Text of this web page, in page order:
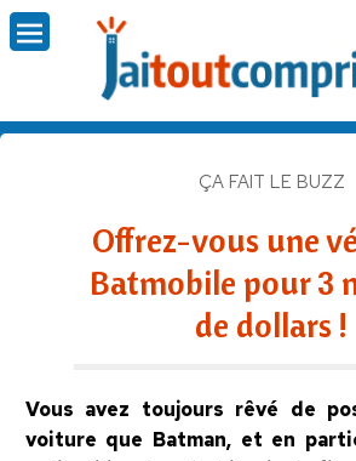
ÇA FAIT LE BUZZ
Offrez-vous une
Batmobile pour 3
de dollars !
Vous avez toujours rêvé de
voiture que Batman, et en